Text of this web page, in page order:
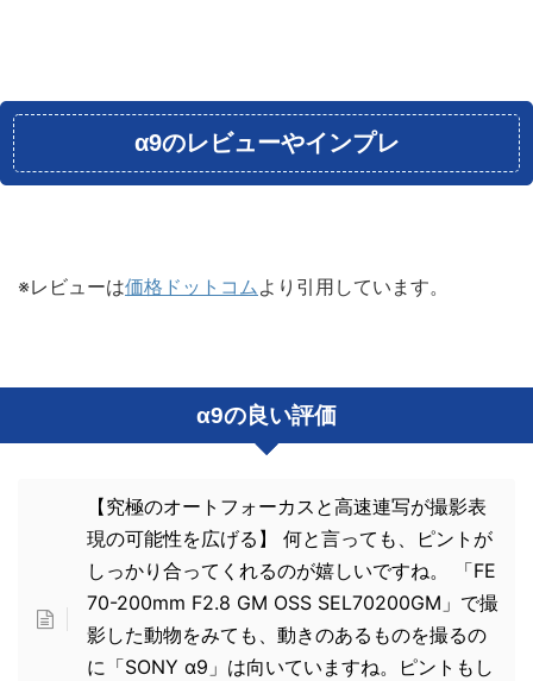
α9のレビューやインプレ
※レビューは価格ドットコム より引用しています。
α9の良い評価
【究極のオートフォーカスと高速連写が撮影表
現の可能性を広げる】 何と言っても、ピントが
しっかり合ってくれるのが嬉しいですね。 「FE
70-200mm F2.8 GM OSS SEL70200GM」で撮
影した動物をみても、動きのあるものを撮るの
に「SONY α9」は向いていますね。ピントもし